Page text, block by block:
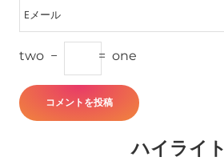
two − = one
ハイライト